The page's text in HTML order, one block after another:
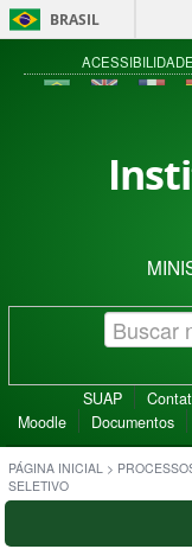
BRASIL
ACESSIBILIDADE
SUAP
Moodle
Documentos
PÁGINA INICIAL >
SELETIVO